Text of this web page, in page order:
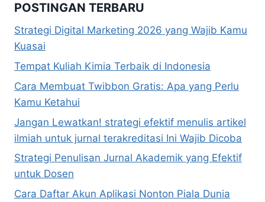
POSTINGAN TERBARU
Strategi Digital Marketing 2026 yang Wajib Kamu
Kuasai
Tempat Kuliah Kimia Terbaik di Indonesia
Cara Membuat Twibbon Gratis: Apa yang Perlu
Kamu Ketahui
Jangan Lewatkan! strategi efektif menulis artikel
ilmiah untuk jurnal terakreditasi Ini Wajib Dicoba
Strategi Penulisan Jurnal Akademik yang Efektif
untuk Dosen
Cara Daftar Akun Aplikasi Nonton Piala Dunia